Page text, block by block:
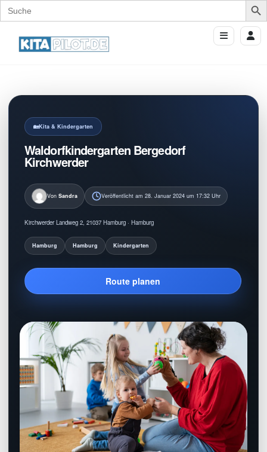
Search
for:
Kita & Kindergarten
Waldorfkindergarten Bergedorf
Kirchwerder
Von Sandra Veröffentlicht am 28. Januar 2024 um 17:32 Uhr
Kirchwerder Landweg 2, 21037 Hamburg · Hamburg
Hamburg Hamburg Kindergarten
Route planen